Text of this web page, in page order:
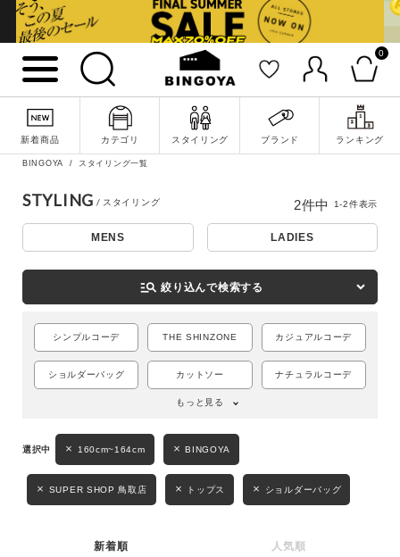
0
新着商品 カテゴリ スタイリング ブランド ランキング
詳細検索
キーワード
MENS LADIES
カテゴリ
BINGOYA スタイリング一覧
STYLING
MENS LADIES
manage_search 絞り込んで検索する
シンプルコーデ THE SHINZONE カジュアルコーデ
ショルダーバッグ カットソー ナチュラルコーデ
もっと見る
160cm~164cm BINGOYA
SUPER SHOP 鳥取店 トップス ショルダーバッグ
新着順 人気順
2件中 1-2件表示